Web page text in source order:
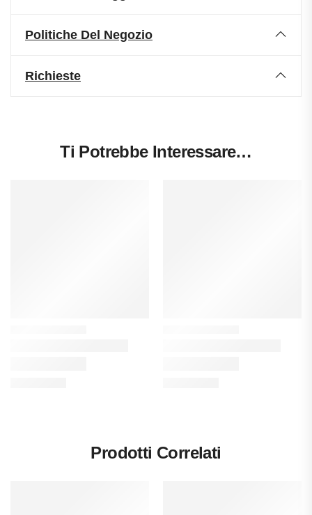
Politiche Del Negozio
Richieste
Ti Potrebbe Interessare…
Prodotti Correlati